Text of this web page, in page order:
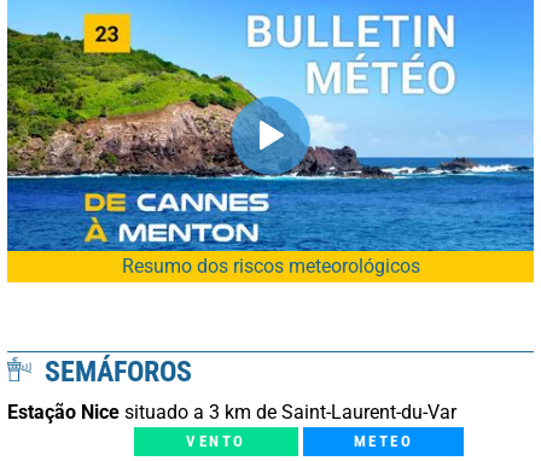
Resumo dos riscos meteorológicos
SEMÁFOROS
Estação Nice situado a 3 km de Saint-Laurent-du-Var
VENTO METEO